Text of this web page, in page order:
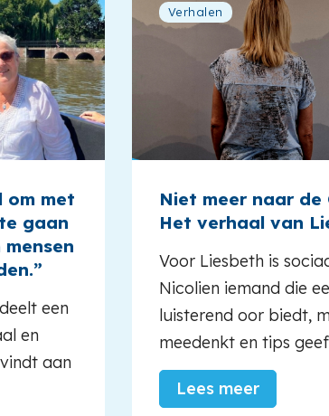
om met
gaan
een
en
aan
Verhalen
Niet meer naar de
Het verhaal van
Voor Liesbeth is
Nicolien iemand die
luisterend oor biedt,
meedenkt en tips
Lees meer